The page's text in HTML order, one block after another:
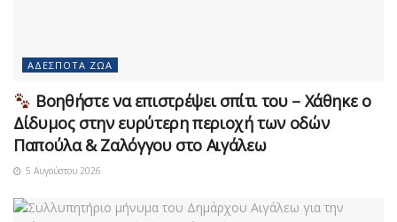
ΑΔΈΣΠΟΤΑ ΖΏΑ
Βοηθήστε να επιστρέψει σπίτι του – Χάθηκε ο
Δίδυμος στην ευρύτερη περιοχή των οδών
Παπούλα & Ζαλόγγου στο Αιγάλεω
5 Αυγούστου 2026